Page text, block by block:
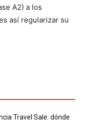
A2) a los
así regularizar su
Travel Sale: dónde